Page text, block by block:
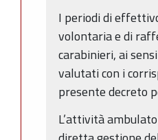
I periodi di
volontaria e di
carabinieri, ai
valutati con i
presente decreto
L’attività